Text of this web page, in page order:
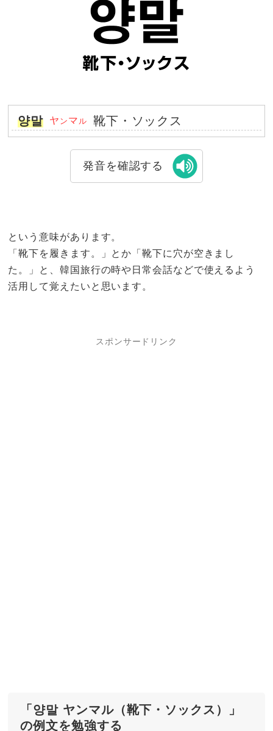
양말 ヤ ン マ ル 靴下・ソックス
発音を確認する
という意味があります。
「靴下を履きます。」とか「靴下に穴が空きまし
た。」と、韓国旅行の時や日常会話などで使えるよう
活用して覚えたいと思います。
スポンサードリンク
「양말 ヤンマル（靴下・ソックス）」
の例文を勉強する